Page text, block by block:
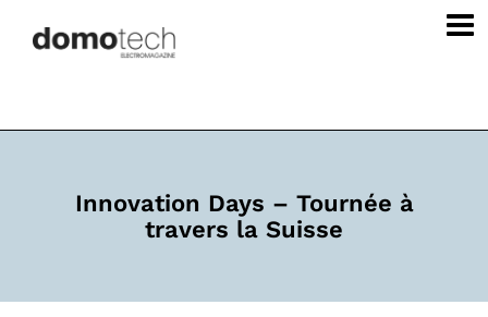
Innovation Days – Tournée à
travers la Suisse